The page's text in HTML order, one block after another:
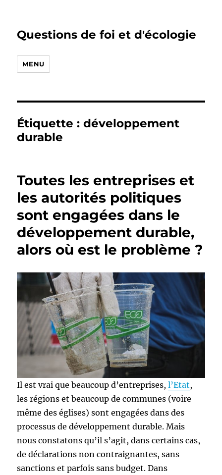
Questions de foi et d'écologie
MENU
Étiquette :développement
durable
Toutes les entreprises et
les autorités politiques
sont engagées dans le
développement durable,
alors où est le problème ?
Il est vrai que beaucoup d’entreprises,l’Etat,
les régions et beaucoup de communes (voire
même des églises) sont engagées dans des
processus de développement durable. Mais
nous constatons qu’il s’agit, dans certains cas,
de déclarations non contraignantes, sans
sanctions et parfois sans budget. Dans